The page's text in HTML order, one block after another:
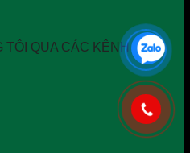
TÔI QUA CÁC KÊNH